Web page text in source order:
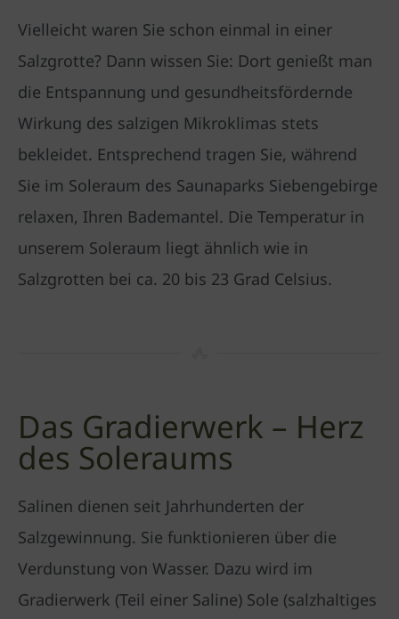
Vielleicht waren Sie schon einmal in einer
Salzgrotte? Dann wissen Sie: Dort genießt man
die Entspannung und gesundheitsfördernde
Wirkung des salzigen Mikroklimas stets
bekleidet. Entsprechend tragen Sie, während
Sie im Soleraum des Saunaparks Siebengebirge
relaxen, Ihren Bademantel. Die Temperatur in
unserem Soleraum liegt ähnlich wie in
Salzgrotten bei ca. 20 bis 23 Grad Celsius.
Das Gradierwerk – Herz
des Soleraums
Salinen dienen seit Jahrhunderten der
Salzgewinnung. Sie funktionieren über die
Verdunstung von Wasser. Dazu wird im
Gradierwerk (Teil einer Saline) Sole (salzhaltiges